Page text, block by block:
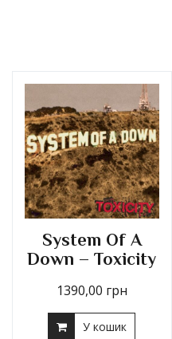
System Of A
Down – Toxicity
1390,00 грн
У кошик